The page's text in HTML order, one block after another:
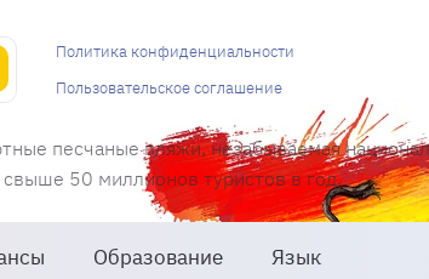
песчаные пляжи, незабываемая
50 миллионов туристов в год.
Образование Язык
Политика конфиденциальности
Пользовательское соглашение